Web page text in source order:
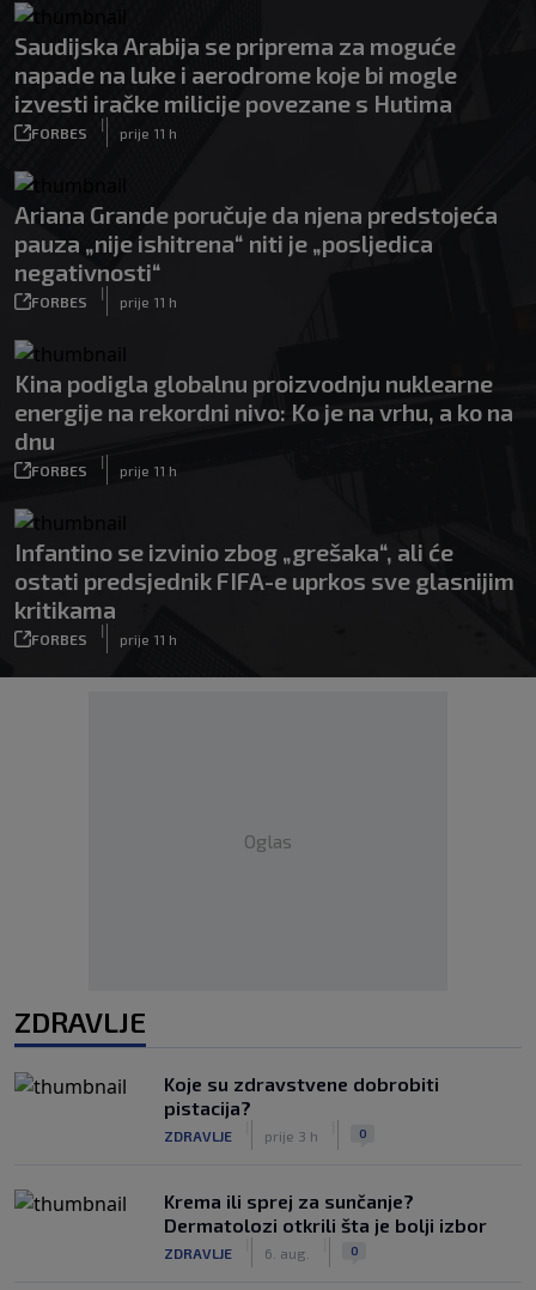
Saudijska Arabija se priprema za moguće
napade na luke i aerodrome koje bi mogle
izvesti iračke milicije povezane s Hutima
FORBES
|
prije 11 h
Ariana Grande poručuje da njena predstojeća
pauza „nije ishitrena“ niti je „posljedica
negativnosti“
FORBES
|
prije 11 h
Kina podigla globalnu proizvodnju nuklearne
energije na rekordni nivo: Ko je na vrhu, a ko na
dnu
FORBES
|
prije 11 h
Infantino se izvinio zbog „grešaka“, ali će
ostati predsjednik FIFA-e uprkos sve glasnijim
kritikama
FORBES
|
prije 11 h
Oglas
ZDRAVLJE
Koje su zdravstvene dobrobiti
pistacija?
ZDRAVLJE prije 3 h 0
Krema ili sprej za sunčanje?
Dermatolozi otkrili šta je bolji izbor
ZDRAVLJE 6. aug. 0